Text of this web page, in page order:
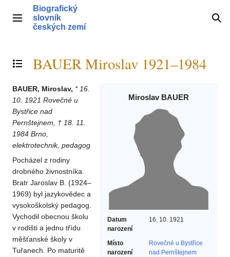
obsahHlavní menu
Biografický
slovník
českých zemí
Přepnout obsah
BAUER Miroslav 1921–1984
Miroslav BAUER
Datum
narození
16. 10. 1921
Místo
narození
Rovečné u Bystřice
nad Pernštejnem
BAUER, Miroslav, * 16.
10. 1921 Rovečné u
Bystřice nad
Pernštejnem, † 18. 11.
1984 Brno,
elektrotechnik, pedagog
Pocházel z rodiny
drobného živnostníka.
Bratr Jaroslav B. (1924–
1969) byl jazykovědec a
vysokoškolský pedagog.
Vychodil obecnou školu
v rodišti a jednu třídu
měšťanské školy v
Tuřanech. Po maturitě